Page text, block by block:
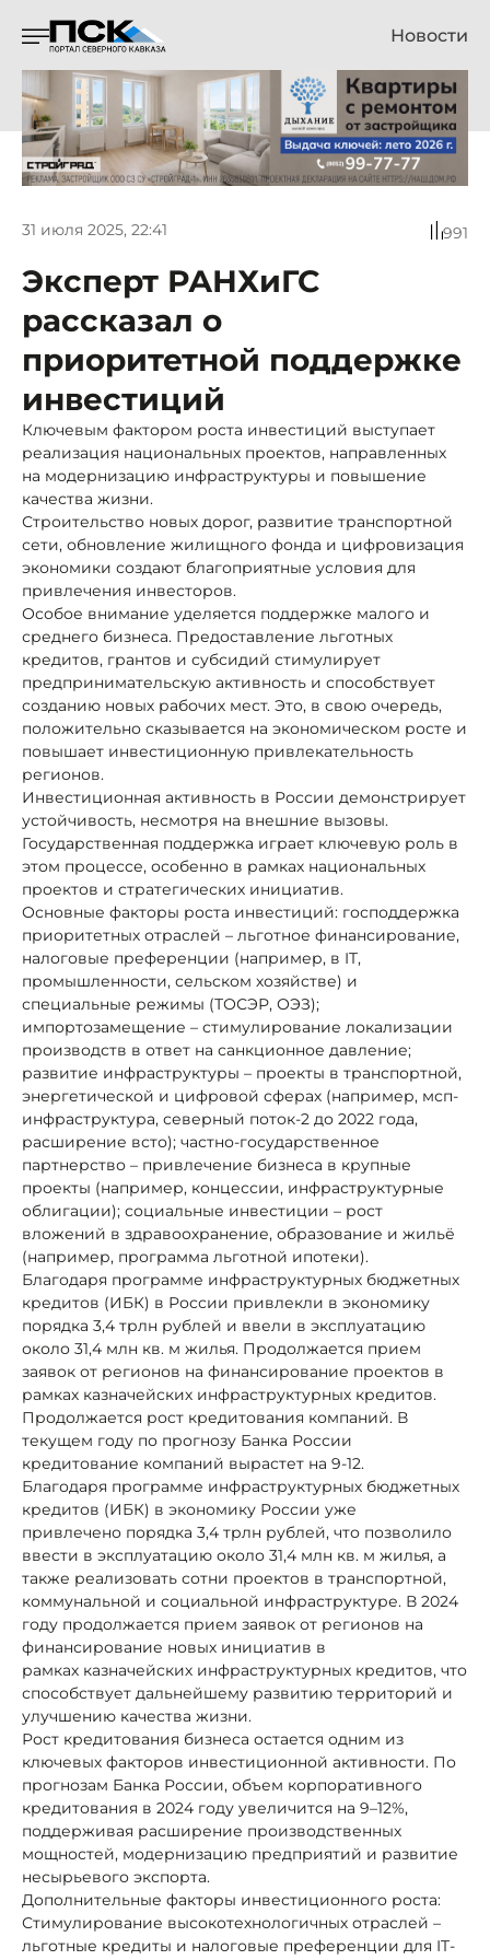
Новости
31 июля 2025, 22:41 991
Эксперт РАНХиГС
рассказал о
приоритетной поддержке
инвестиций
Ключевым фактором роста инвестиций выступает
реализация национальных проектов, направленных
на модернизацию инфраструктуры и повышение
качества жизни.
Строительство новых дорог, развитие транспортной
сети, обновление жилищного фонда и цифровизация
экономики создают благоприятные условия для
привлечения инвесторов.
Особое внимание уделяется поддержке малого и
среднего бизнеса. Предоставление льготных
кредитов, грантов и субсидий стимулирует
предпринимательскую активность и способствует
созданию новых рабочих мест. Это, в свою очередь,
положительно сказывается на экономическом росте и
повышает инвестиционную привлекательность
регионов.
Инвестиционная активность в России демонстрирует
устойчивость, несмотря на внешние вызовы.
Государственная поддержка играет ключевую роль в
этом процессе, особенно в рамках национальных
проектов и стратегических инициатив.
Основные факторы роста инвестиций: господдержка
приоритетных отраслей – льготное финансирование,
налоговые преференции (например, в IT,
промышленности, сельском хозяйстве) и
специальные режимы (ТОСЭР, ОЭЗ);
импортозамещение – стимулирование локализации
производств в ответ на санкционное давление;
развитие инфраструктуры – проекты в транспортной,
энергетической и цифровой сферах (например, мсп-
инфраструктура, северный поток-2 до 2022 года,
расширение всто); частно-государственное
партнерство – привлечение бизнеса в крупные
проекты (например, концессии, инфраструктурные
облигации); социальные инвестиции – рост
вложений в здравоохранение, образование и жильё
(например, программа льготной ипотеки).
Благодаря программе инфраструктурных бюджетных
кредитов (ИБК) в России привлекли в экономику
порядка 3,4 трлн рублей и ввели в эксплуатацию
около 31,4 млн кв. м жилья. Продолжается прием
заявок от регионов на финансирование проектов в
рамках казначейских инфраструктурных кредитов.
Продолжается рост кредитования компаний. В
текущем году по прогнозу Банка России
кредитование компаний вырастет на 9-12.
Благодаря программе инфраструктурных бюджетных
кредитов (ИБК) в экономику России уже
привлечено порядка 3,4 трлн рублей, что позволило
ввести в эксплуатацию около 31,4 млн кв. м жилья, а
также реализовать сотни проектов в транспортной,
коммунальной и социальной инфраструктуре. В 2024
году продолжается прием заявок от регионов на
финансирование новых инициатив в
рамках казначейских инфраструктурных кредитов, что
способствует дальнейшему развитию территорий и
улучшению качества жизни.
Рост кредитования бизнеса остается одним из
ключевых факторов инвестиционной активности. По
прогнозам Банка России, объем корпоративного
кредитования в 2024 году увеличится на 9–12%,
поддерживая расширение производственных
мощностей, модернизацию предприятий и развитие
несырьевого экспорта.
Дополнительные факторы инвестиционного роста:
Стимулирование высокотехнологичных отраслей –
льготные кредиты и налоговые преференции для IT-